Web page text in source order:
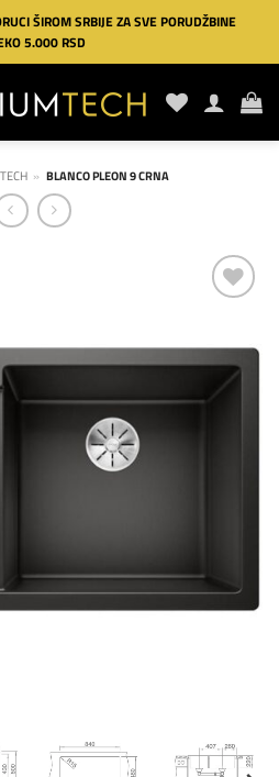
ŠIROM SRBIJE ZA SVE PORUDŽBINE
5.000 RSD
» BLANCO PLEON 9 CRNA
želja